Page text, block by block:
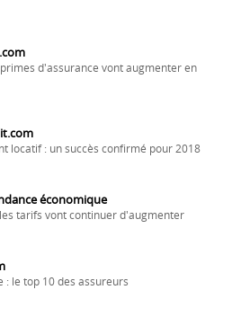
d'assurance vont augmenter en
locatif : un succès confirmé pour 2018
économique
tarifs vont continuer d'augmenter
: le top 10 des assureurs